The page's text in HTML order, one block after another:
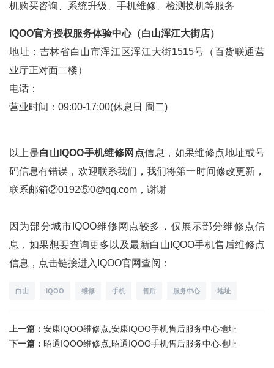
机购买咨询、系统升级、手机维修、检测换机等服务
IQOO官方授权服务体验中心（白山浑江大街店）
地址：吉林省白山市浑江区浑江大街1515号（百货联通营
业厅正对面二楼）
电话：
营业时间：09:00-17:00(休息日 周二)
以上是白山IQOO手机维修网点信息，如果维修点地址或号
码信息有错误，欢迎联系我们，我们将第一时间修改更新，
联系邮箱②0192⑤0@qq.com，谢谢
因为部分城市IQOO维修网点较多，仅展示部分维修点信
息，如果想要查询更多以及最新白山IQOO手机售后维修点
信息，点击链接进入IQOO官网查阅：
白山 IQOO 维修 手机 售后 服务中心 地址
上一篇： 安康IQOO维修点,安康IQOO手机售后服务中心地址
下一篇： 昭通IQOO维修点,昭通IQOO手机售后服务中心地址